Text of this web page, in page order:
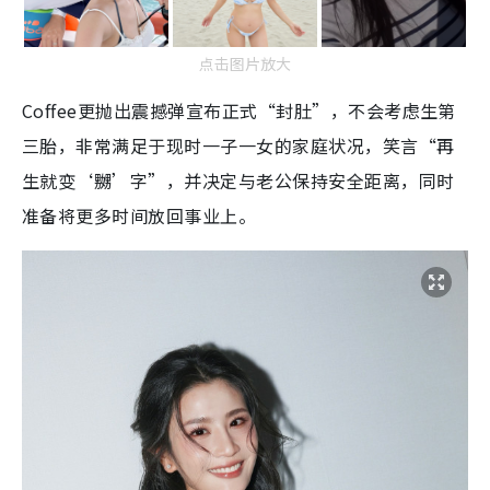
点击图片放大
Coffee更抛出震撼弹宣布正式“封肚”，不会考虑生第
三胎，非常满足于现时一子一女的家庭状况，笑言“再
生就变‘嬲’字”，并决定与老公保持安全距离，同时
准备将更多时间放回事业上。